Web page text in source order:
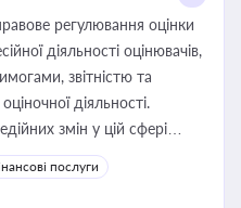
регулювання оцінки
діяльності оцінювачів,
звітністю та
діяльності.
змін у цій сфері
юриста або
приватизації, оренди
послуги